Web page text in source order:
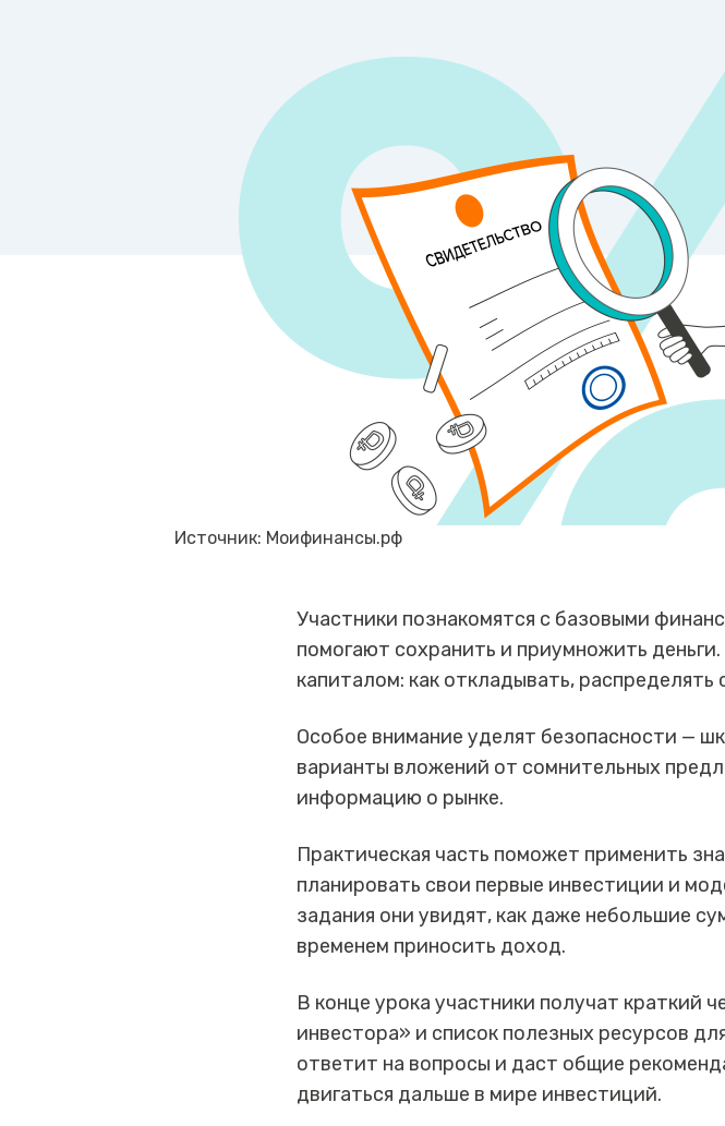
Источник: Моифинансы.рф
Участники познакомятся с базовыми
помогают сохранить и приумножить
капиталом: как откладывать,
Особое внимание уделят безопасности —
варианты вложений от сомнительных
информацию о рынке.
Практическая часть поможет применить
планировать свои первые инвестиции и
задания они увидят, как даже небольшие
временем приносить доход.
В конце урока участники получат краткий
инвестора» и список полезных ресурсов
ответит на вопросы и даст общие
двигаться дальше в мире инвестиций.